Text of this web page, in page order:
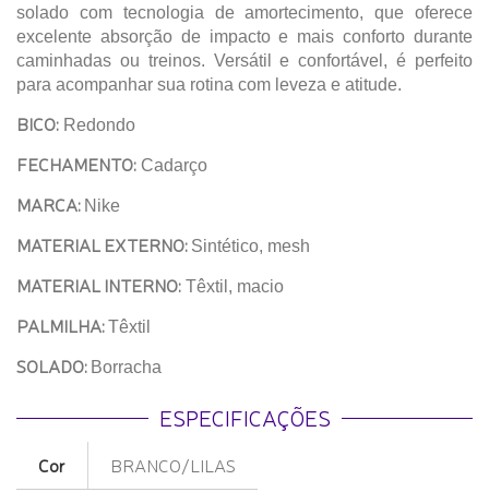
solado com tecnologia de amortecimento, que oferece
excelente absorção de impacto e mais conforto durante
caminhadas ou treinos. Versátil e confortável, é perfeito
para acompanhar sua rotina com leveza e atitude.
BICO: Redondo
FECHAMENTO: Cadarço
MARCA: Nike
MATERIAL EXTERNO: Sintético, mesh
MATERIAL INTERNO: Têxtil, macio
PALMILHA:Têxtil
SOLADO: Borracha
ESPECIFICAÇÕES
Cor BRANCO/LILAS